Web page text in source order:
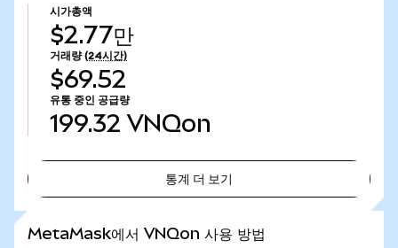
시가총액
$2.77만
거래량 (24시간)
$69.52
유통 중인 공급량
199.32 VNQon
통계 더 보기
MetaMask에서 VNQon 사용 방법